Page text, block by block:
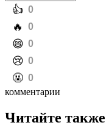
️👍 0
️🔥 0
️😄 0
️😢 0
️🤬 0
комментарии
Читайте также